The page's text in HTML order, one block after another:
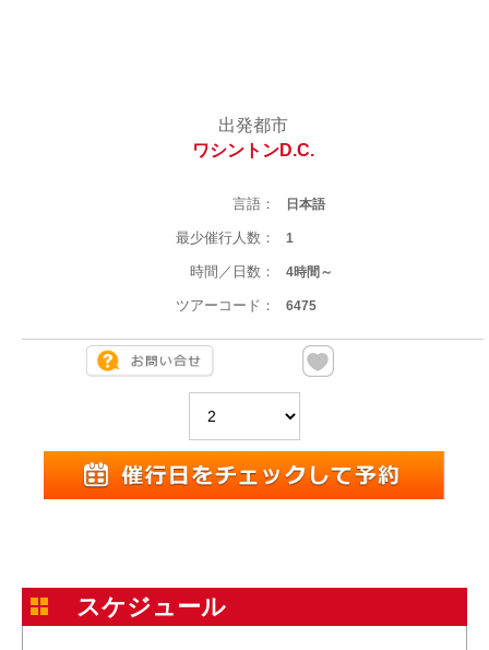
出発都市
ワシントンD.C.
言語： 日本語
最少催行人数： 1
時間／日数： 4時間～
ツアーコード： 6475
スケジュール